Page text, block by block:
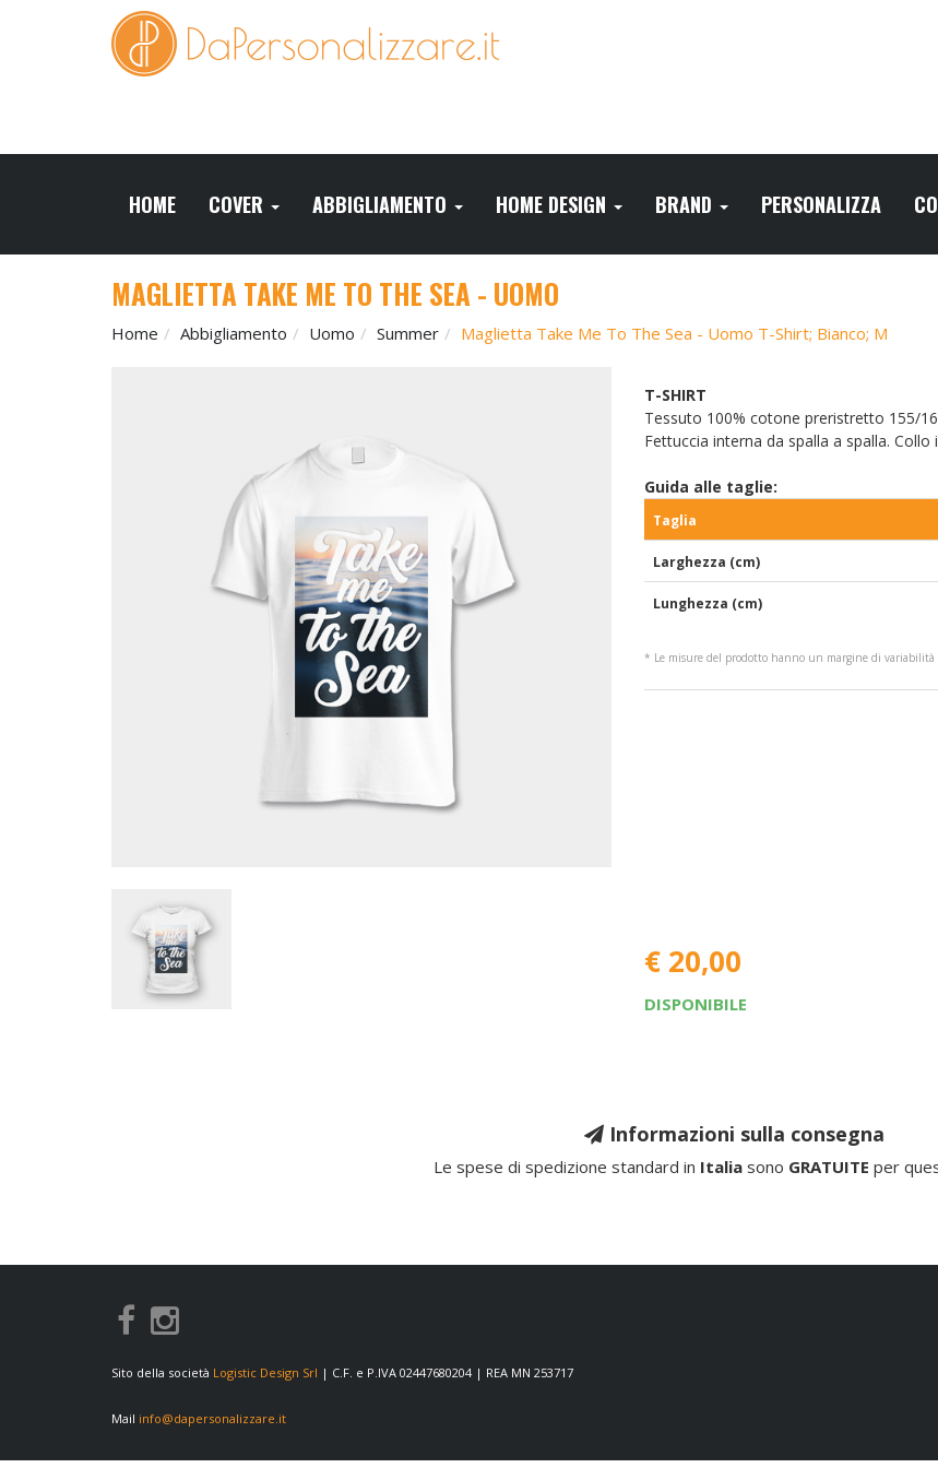
HOME COVER ABBIGLIAMENTO HOME DESIGN BRAND PERSONALIZZA
MAGLIETTA TAKE ME TO THE SEA - UOMO
Home Abbigliamento Uomo Summer Maglietta Take Me To The Sea - Uomo T-Shirt; Bianco; M
T-SHIRT
Tessuto 100% cotone preristretto 155/
Fettuccia interna da spalla a spalla. Collo
Guida alle taglie:
Taglia
Larghezza (cm)
Lunghezza (cm)
* Le misure del prodotto hanno un margine di variabilità
€ 20,00
DISPONIBILE
Informazioni sulla consegna
Le spese di spedizione standard in Italia sono GRATUITE per
Sito della società Logistic Design Srl | C.F. e P.IVA 02447680204 | REA MN 253717
Mail info@dapersonalizzare.it